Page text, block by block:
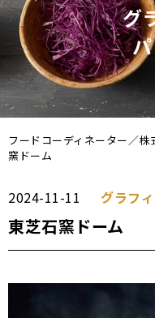
グ
フードコーディネーター／株
窯ドーム
2024-11-11 グラフ
東芝石窯ドーム